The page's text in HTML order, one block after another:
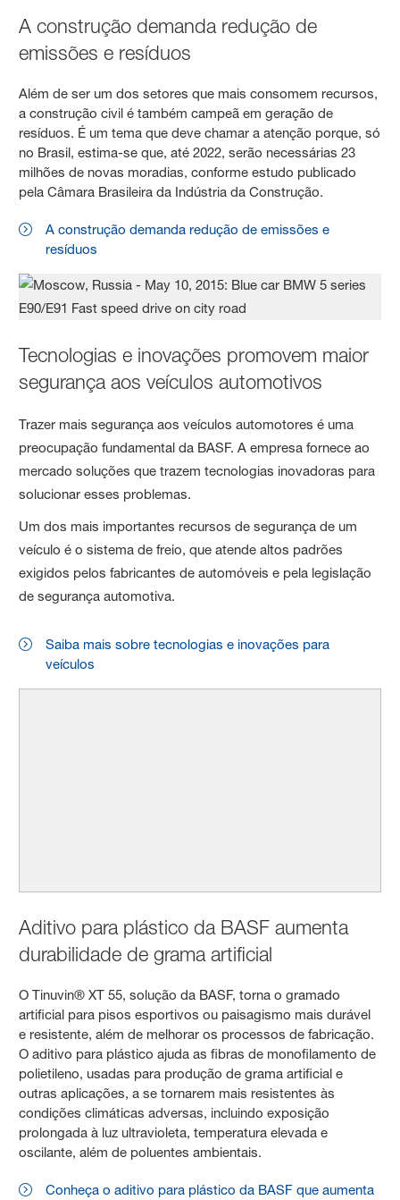
A construção demanda redução de
emissões e resíduos
Além de ser um dos setores que mais consomem recursos,
a construção civil é também campeã em geração de
resíduos. É um tema que deve chamar a atenção porque, só
no Brasil, estima-se que, até 2022, serão necessárias 23
milhões de novas moradias, conforme estudo publicado
pela Câmara Brasileira da Indústria da Construção.
A construção demanda redução de emissões e
resíduos
Tecnologias e inovações promovem maior
segurança aos veículos automotivos
Trazer mais segurança aos veículos automotores é uma
preocupação fundamental da BASF. A empresa fornece ao
mercado soluções que trazem tecnologias inovadoras para
solucionar esses problemas.
Um dos mais importantes recursos de segurança de um
veículo é o sistema de freio, que atende altos padrões
exigidos pelos fabricantes de automóveis e pela legislação
de segurança automotiva.
Saiba mais sobre tecnologias e inovações para
veículos
Aditivo para plástico da BASF aumenta
durabilidade de grama artificial
O Tinuvin® XT 55, solução da BASF, torna o gramado
artificial para pisos esportivos ou paisagismo mais durável
e resistente, além de melhorar os processos de fabricação.
O aditivo para plástico ajuda as fibras de monofilamento de
polietileno, usadas para produção de grama artificial e
outras aplicações, a se tornarem mais resistentes às
condições climáticas adversas, incluindo exposição
prolongada à luz ultravioleta, temperatura elevada e
oscilante, além de poluentes ambientais.
Conheça o aditivo para plástico da BASF que aumenta